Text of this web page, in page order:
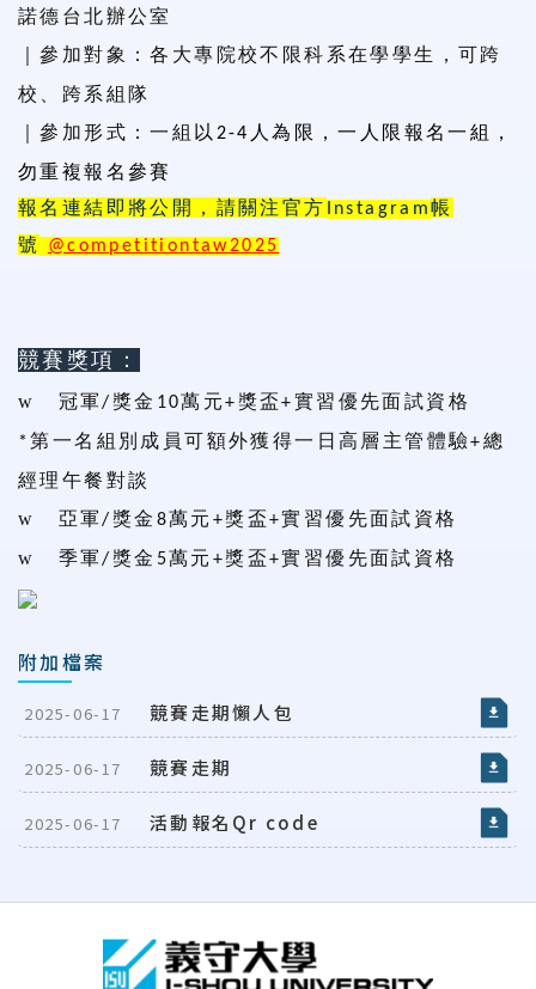
諾德台北辦公室
｜參加對象：各大專院校不限科系在學學生，可跨
校、跨系組隊
｜參加形式：一組 以 2-4 人為限，一人限報名一組，
勿重複報名參賽
報名連結即將公開，請關注官方
Instagram帳
號
@competitiontaw2025
競賽獎項：
w 冠軍/獎金 10萬元+獎盃+實習優先面試資格
*第一名組別成員可額外獲得一日高層主管體驗+總
經理午餐對談
w
亞軍/獎金 8萬元 +獎盃+實習優先面試資格
w
季軍/獎金 5萬元 +獎盃+實習優先面試資格
附加檔案
2025-06-17 競賽走期懶人包
2025-06-17 競賽走期
2025-06-17 活動報名Qr code